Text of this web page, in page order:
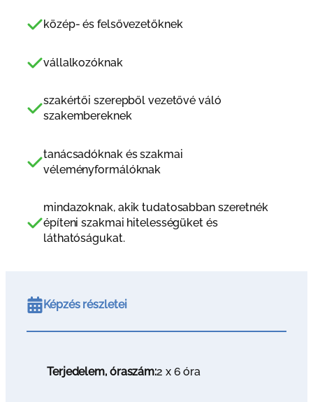
közép- és felsővezetőknek
vállalkozóknak
szakértői szerepből vezetővé váló
szakembereknek
tanácsadóknak és szakmai
véleményformálóknak
mindazoknak, akik tudatosabban szeretnék
építeni szakmai hitelességüket és
láthatóságukat.
Képzés részletei
Terjedelem, óraszám:2 x 6 óra